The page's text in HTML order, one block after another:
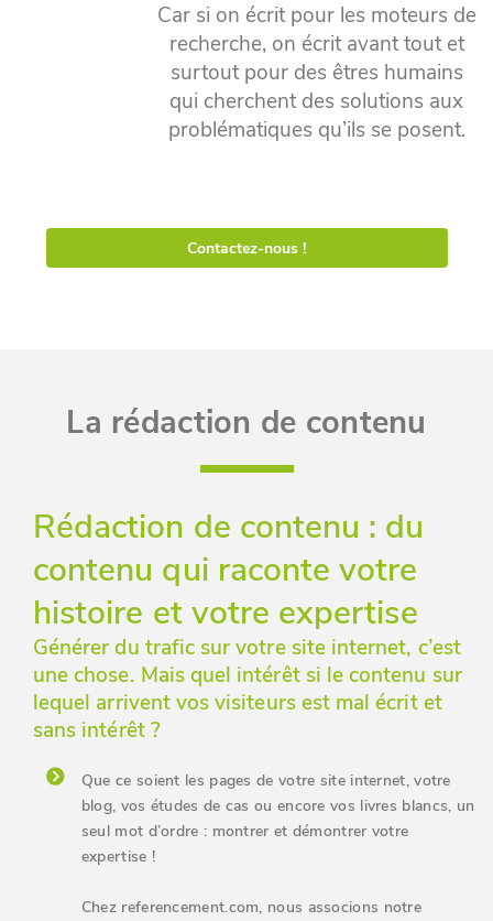
Car si on écrit pour les moteurs de
recherche, on écrit avant tout et
surtout pour des êtres humains
qui cherchent des solutions aux
problématiques qu’ils se posent.
Contactez-nous !
La rédaction de contenu
Rédaction de contenu : du
contenu qui raconte votre
histoire et votre expertise
Générer du trafic sur votre site internet, c’est
une chose. Mais quel intérêt si le contenu sur
lequel arrivent vos visiteurs est mal écrit et
sans intérêt ?
Que ce soient les pages de votre site internet, votre
blog, vos études de cas ou encore vos livres blancs, un
seul mot d’ordre : montrer et démontrer votre
expertise !
Chez referencement.com, nous associons notre